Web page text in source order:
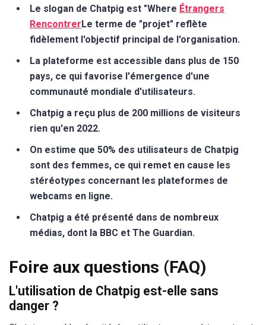
Le slogan de Chatpig est "Where Étrangers
RencontrerLe terme de "projet" reflète
fidèlement l'objectif principal de l'organisation.
La plateforme est accessible dans plus de 150
pays, ce qui favorise l'émergence d'une
communauté mondiale d'utilisateurs.
Chatpig a reçu plus de 200 millions de visiteurs
rien qu'en 2022.
On estime que 50% des utilisateurs de Chatpig
sont des femmes, ce qui remet en cause les
stéréotypes concernant les plateformes de
webcams en ligne.
Chatpig a été présenté dans de nombreux
médias, dont la BBC et The Guardian.
Foire aux questions (FAQ)
L'utilisation de Chatpig est-elle sans
danger ?